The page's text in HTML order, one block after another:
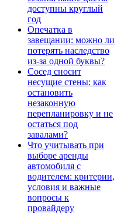
доступны круглый
год
Опечатка в
завещании: можно ли
потерять наследство
из-за одной буквы?
Сосед сносит
несущие стены: как
остановить
незаконную
перепланировку и не
остаться под
завалами?
Что учитывать при
выборе аренды
автомобиля с
водителем: критерии,
условия и важные
вопросы к
провайдеру